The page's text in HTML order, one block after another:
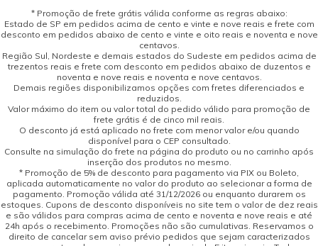
* Promoção de frete grátis válida conforme as regras abaixo:
Estado de SP em pedidos acima de cento e vinte e nove reais e frete com
desconto em pedidos abaixo de cento e vinte e oito reais e noventa e nove
centavos.
Região Sul, Nordeste e demais estados do Sudeste em pedidos acima de
trezentos reais e frete com desconto em pedidos abaixo de duzentos e
noventa e nove reais e noventa e nove centavos.
Demais regiões disponibilizamos opções com fretes diferenciados e
reduzidos.
Valor máximo do item ou valor total do pedido válido para promoção de
frete grátis é de cinco mil reais.
O desconto já está aplicado no frete com menor valor e/ou quando
disponível para o CEP consultado.
Consulte na simulação do frete na página do produto ou no carrinho após
inserção dos produtos no mesmo.
* Promoção de 5% de desconto para pagamento via PIX ou Boleto,
aplicada automaticamente no valor do produto ao selecionar a forma de
pagamento. Promoção válida até 31/12/2026 ou enquanto durarem os
estoques. Cupons de desconto disponíveis no site tem o valor de dez reais
e são válidos para compras acima de cento e noventa e nove reais e até
24h após o recebimento. Promoções não são cumulativas. Reservamos o
direito de cancelar sem aviso prévio pedidos que sejam caracterizados